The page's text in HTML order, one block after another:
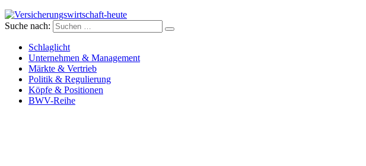
Versicherungswirtschaft-heute
Suche nach:
Schlaglicht
Unternehmen & Management
Märkte & Vertrieb
Politik & Regulierung
Köpfe & Positionen
BWV-Reihe